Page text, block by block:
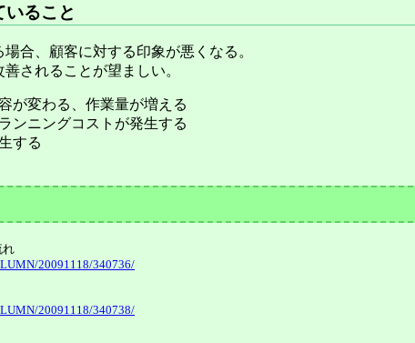
ること
合、顧客に対する印象が悪くなる。
されることが望ましい。
が変わる、作業量が増える
ンニングコストが発生する
する
れ
20091118/340736/
20091118/340738/